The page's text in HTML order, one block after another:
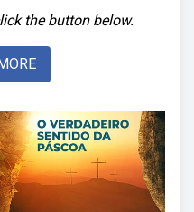
the button below.